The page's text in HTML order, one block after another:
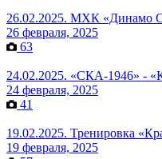
26.02.2025. МХК «Динамо
26 февраля, 2025
63
24.02.2025. «СКА-1946» -
24 февраля, 2025
41
19.02.2025. Тренировка
19 февраля, 2025